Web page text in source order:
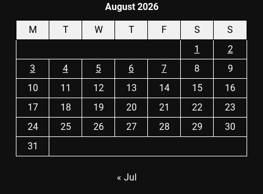
August 2026
M T W T F S
S
1
2
3
4 5 6 7 8
9
10
11 12 13 14 15
16
17
18 19 20 21 22
23
24
25 26 27 28 29
30
31
« Jul